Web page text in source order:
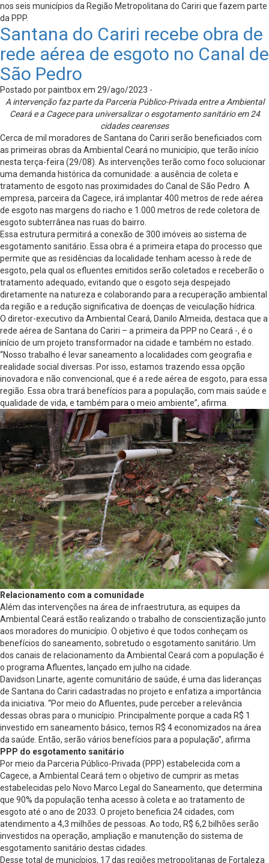
nos seis municípios da Região Metropolitana do Cariri que fazem parte
da PPP.
Santana do Cariri recebe obra de
rede aérea de esgoto no Canal de
São Pedro
Postado por paintbox em 29/ago/2023 -
A intervenção faz parte da Parceria Público-Privada entre a Ambiental
Ceará e a Cagece para universalizar o esgotamento sanitário em 24
cidades cearenses
Cerca de mil moradores de Santana do Cariri serão beneficiados com
as primeiras obras da Ambiental Ceará no município, que terão início
nesta terça-feira (29/08). As intervenções terão como foco solucionar
uma demanda histórica da comunidade: a ausência de coleta e
tratamento de esgoto nas proximidades do Canal de São Pedro. A
empresa, parceira da Cagece, irá implantar 400 metros de rede aérea
de esgoto nas margens do riacho e 1.000 metros de rede coletora de
esgoto subterrânea nas ruas do bairro.
Essa estrutura permitirá a conexão de 300 imóveis ao sistema de
esgotamento sanitário. Essa obra é a primeira etapa do processo que
permite que as residências da localidade tenham acesso à rede de
esgoto, pela qual os efluentes emitidos serão coletados e receberão o
tratamento adequado, evitando que o esgoto seja despejado
diretamente na natureza e colaborando para a recuperação ambiental
da região e a redução significativa de doenças de veiculação hídrica.
O diretor-executivo da Ambiental Ceará, Danilo Almeida, destaca que a
rede aérea de Santana do Cariri – a primeira da PPP no Ceará -, é o
início de um projeto transformador na cidade e também no estado.
“Nosso trabalho é levar saneamento a localidades com geografia e
realidade social diversas. Por isso, estamos trazendo essa opção
inovadora e não convencional, que é a rede aérea de esgoto, para essa
região. Essa obra trará benefícios para a população, com mais saúde e
qualidade de vida, e também para o meio ambiente”, afirma.
Relacionamento com a comunidade
Além das intervenções na área de infraestrutura, as equipes da
Ambiental Ceará estão realizando o trabalho de conscientização junto
aos moradores do município. O objetivo é que todos conheçam os
benefícios do saneamento, sobretudo o esgotamento sanitário. Um
dos canais de relacionamento da Ambiental Ceará com a população é
o programa Afluentes, lançado em julho na cidade.
Davidson Linarte, agente comunitário de saúde, é uma das lideranças
de Santana do Cariri cadastradas no projeto e enfatiza a importância
da iniciativa. “Por meio do Afluentes, pude perceber a relevância
dessas obras para o município. Principalmente porque a cada R$ 1
investido em saneamento básico, temos R$ 4 economizados na área
da saúde. Então, serão vários benefícios para a população”, afirma
PPP do esgotamento sanitário
Por meio da Parceria Público-Privada (PPP) estabelecida com a
Cagece, a Ambiental Ceará tem o objetivo de cumprir as metas
estabelecidas pelo Novo Marco Legal do Saneamento, que determina
que 90% da população tenha acesso à coleta e ao tratamento de
esgoto até o ano de 2033. O projeto beneficia 24 cidades, com
atendimento a 4,3 milhões de pessoas. Ao todo, R$ 6,2 bilhões serão
investidos na operação, ampliação e manutenção do sistema de
esgotamento sanitário destas cidades.
Desse total de municípios, 17 das regiões metropolitanas de Fortaleza